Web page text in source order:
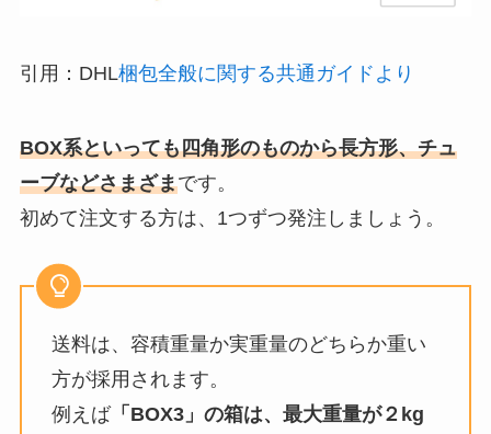
引用：DHL梱包全般に関する共通ガイドより
BOX系といっても四角形のものから長方形、チュ
ーブなどさまざまです。
初めて注文する方は、1つずつ発注しましょう。
送料は、容積重量か実重量のどちらか重い
方が採用されます。
例えば「BOX3」の箱は、最大重量が２kg